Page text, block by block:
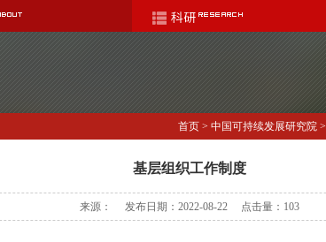
首页> 中国可持续发展研究院>
基层组织工作制度
来源： 发布日期：2022-08-22 点击量： 103